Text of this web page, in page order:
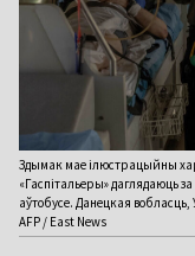
Здымак мае ілюстрацыйны
«Гаспітальеры» даглядаюць
аўтобусе. Данецкая
AFP / East News